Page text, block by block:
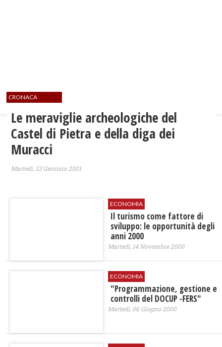
CRONACA
Le meraviglie archeologiche del
Castel di Pietra e della diga dei
Muracci
Martedì, 23 Gennaio 2001
ECONOMIA
Il turismo come fattore di
sviluppo: le opportunità degli
anni 2000
Martedì, 14 Novembre 2000
ECONOMIA
"Programmazione, gestione e
controlli del DOCUP -FERS"
Martedì, 06 Giugno 2000